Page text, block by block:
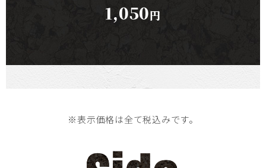
1,050円
※表示価格は全て税込みです。